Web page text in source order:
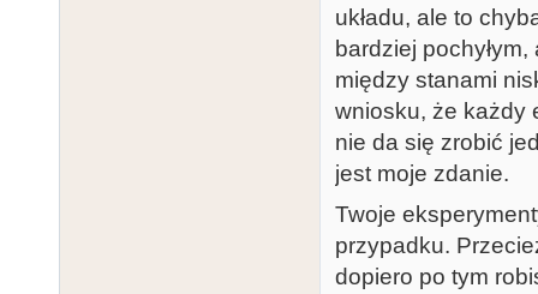
układu, ale to
bardziej
między stanami
wniosku, że każdy
nie da się zrobić
jest moje zdanie.
Twoje
przypadku.
dopiero po tym